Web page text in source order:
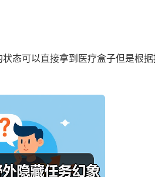
态可以直接拿到医疗盒子但是根